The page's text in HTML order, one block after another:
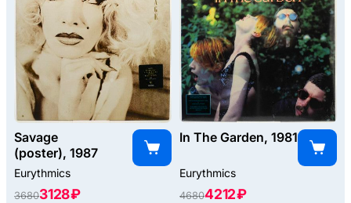
Savage
(poster), 1987
Eurythmics
36803128 ₽
In The Garden, 1981
Eurythmics
46804212 ₽